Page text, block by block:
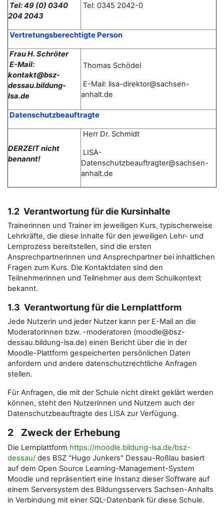
Tel: 49 (0) 0340
204 2043
Tel: 0345 2042-0
Vertretungsberechtigte Person
Frau H. Schröter
E-Mail:
kontakt@bsz-
dessau.bildung-
lsa.de
Thomas Schödel
E-Mail: lisa-direktor@sachsen-
anhalt.de
Datenschutzbeauftragte
DERZEIT nicht
benannt!
Herr Dr. Schmidt
LISA-
Datenschutzbeauftragter@sachsen-
anhalt.de
1.2 Verantwortung für die Kursinhalte
Trainerinnen und Trainer im jeweiligen Kurs, typischerweise
Lehrkräfte, die diese Inhalte für den jeweiligen Lehr- und
Lernprozess bereitstellen, sind die ersten
Ansprechpartnerinnen und Ansprechpartner bei inhaltlichen
Fragen zum Kurs. Die Kontaktdaten sind den
Teilnehmerinnen und Teilnehmer aus dem Schulkontext
bekannt.
1.3 Verantwortung für die Lernplattform
Jede Nutzerin und jeder Nutzer kann per E-Mail an die
Moderatorinnen bzw. -moderatoren (moodle@bsz-
dessau.bildung-lsa.de) einen Bericht über die in der
Moodle-Plattform gespeicherten persönlichen Daten
anfordern und andere datenschutzrechtliche Anfragen
stellen.
Für Anfragen, die mit der Schule nicht direkt geklärt werden
können, steht den Nutzerinnen und Nutzern auch der
Datenschutzbeauftragte des LISA zur Verfügung.
2 Zweck der Erhebung
Die Lernplattform https://moodle.bildung-lsa.de/bsz-
dessau/ des BSZ "Hugo Junkers" Dessau-Roßlau basiert
auf dem Open Source Learning-Management-System
Moodle und repräsentiert eine Instanz dieser Software auf
einem Serversystem des Bildungsservers Sachsen-Anhalts
in Verbindung mit einer SQL-Datenbank für diese Schule.